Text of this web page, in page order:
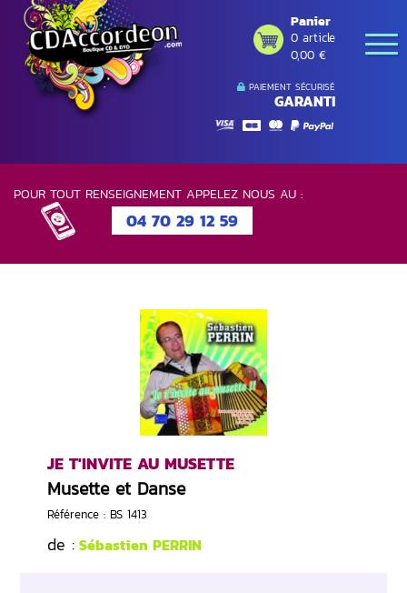
PAIEMENT SÉCURISÉ
GARANTI
Panier
0 article
0,00 €
POUR TOUT RENSEIGNEMENT APPELEZ NOUS AU :
04 70 29 12 59
JE T'INVITE AU MUSETTE
Musette et Danse
Référence : BS 1413
de : Sébastien PERRIN